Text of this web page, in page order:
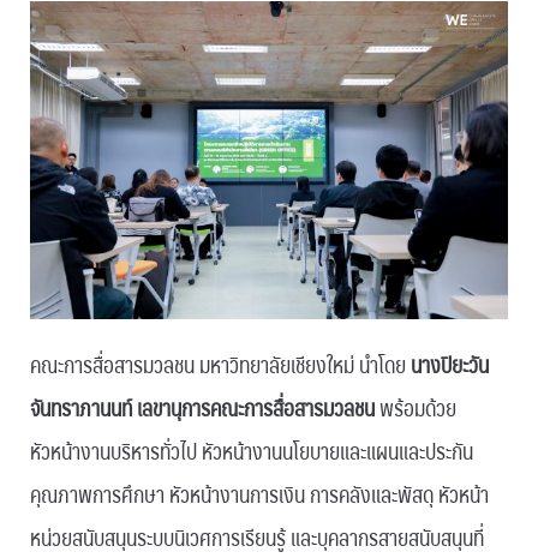
คณะการสื่อสารมวลชน มหาวิทยาลัยเชียงใหม่ นำโดยนางปิยะวัน
จันทราภานนท์ เลขานุการคณะการสื่อสารมวลชนพร้อมด้วย
หัวหน้างานบริหารทั่วไป หัวหน้างานนโยบายและแผนและประกัน
คุณภาพการศึกษา หัวหน้างานการเงิน การคลังและพัสดุ หัวหน้า
หน่วยสนับสนุนระบบนิเวศการเรียนรู้ และบุคลากรสายสนับสนุนที่